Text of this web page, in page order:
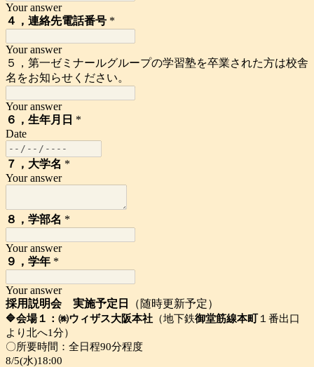
Your answer
４，連絡先電話番号 *
Your answer
５，第一ゼミナールグループの学習塾を卒業された方は校舎
名をお知らせください。
Your answer
６，生年月日 *
Date
７，大学名 *
Your answer
８，学部名 *
Your answer
９，学年 *
Your answer
採用説明会 実施予定日
（随時更新予定）
🔷会場１：㈱ウィザス大阪本社 （地下鉄御堂筋線本町 １番出口
より北へ1分）
〇所要時間：全日程90分程度
8/5(水)18:00